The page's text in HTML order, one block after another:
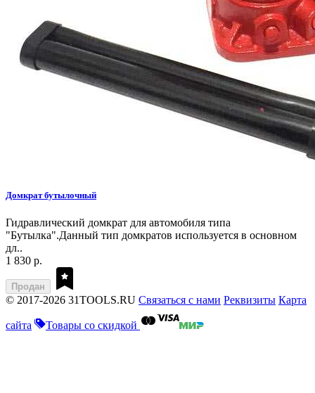
Домкрат бутылочный
Гидравлический домкрат для автомобиля типа
"Бутылка".Данный тип домкратов используется в основном
дл..
1 830 р.
Продан
© 2017-2026 31TOOLS.RU Связаться с нами Реквизиты Карта
сайта Товары со скидкой